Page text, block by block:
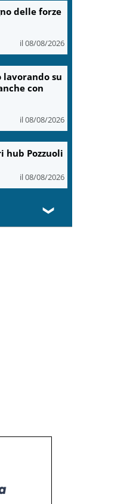
delle forze
il 08/08/2026
lavorando su
con
il 08/08/2026
hub Pozzuoli
il 08/08/2026
❯